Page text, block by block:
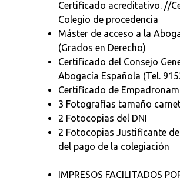
Certificado acreditativo. //
Colegio de procedencia
Máster de acceso a la
(Grados en Derecho)
Certificado del Consejo
Abogacía Española (Tel.
Certificado de
3 Fotografías tamaño
2 Fotocopias del DNI
2 Fotocopias Justificante
del pago de la colegiación
IMPRESOS FACILITADOS